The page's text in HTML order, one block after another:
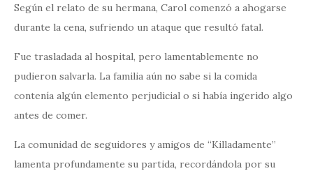
Según el relato de su hermana, Carol comenzó a ahogarse
durante la cena, sufriendo un ataque que resultó fatal.
Fue trasladada al hospital, pero lamentablemente no
pudieron salvarla. La familia aún no sabe si la comida
contenía algún elemento perjudicial o si había ingerido algo
antes de comer.
La comunidad de seguidores y amigos de “Killadamente”
lamenta profundamente su partida, recordándola por su